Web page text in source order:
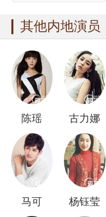
其他内地演员
陈瑶 古力娜
扎
马可 杨钰莹